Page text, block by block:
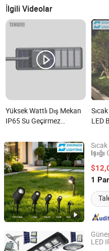
İlgili Videolar
Yüksek Wattlı Dış Mekan
IP65 Su Geçirmez
Güneş Sokak Bahçe Işığı
ile Güneş Paneli Ürünü
nedir?
LED
Çim
30W
Işığı
Spot
1
HangZhou ZhongMing
Zhejiang, China
LED
Zhongshan YAYE Lighting